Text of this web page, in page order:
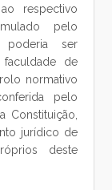
respectivo
pelo
poderia ser
de
normativo
pelo
Constituição,
jurídico de
deste